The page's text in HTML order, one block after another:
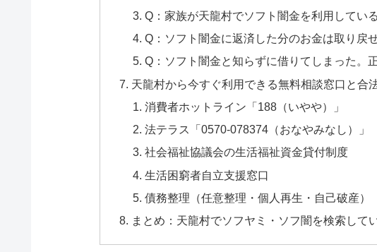
Q：家族が天龍村でソフト闇金を利用してい
Q：ソフト闇金に返済した分のお金は取り戻
Q：ソフト闇金と知らずに借りてしまった。
天龍村から今すぐ利用できる無料相談窓口と合
消費者ホットライン「188（いやや）」
法テラス「0570-078374（おなやみなし）」
社会福祉協議会の生活福祉資金貸付制度
生活困窮者自立支援窓口
債務整理（任意整理・個人再生・自己破産）
まとめ：天龍村でソフヤミ・ソフ闇を検索して